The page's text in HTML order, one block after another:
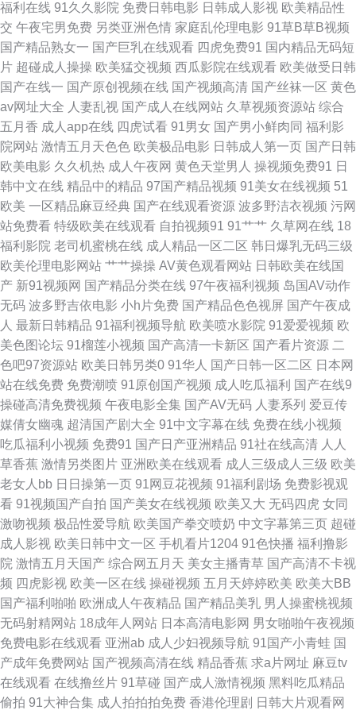
活 俺去也色网 91色情蜜桃茄子 天天干屄 日本三级人妻 久草视频福利站 国
产av最新入口 欧美性vahd 九九爱热 成人影片大香蕉 精东91 欧美在线免费
观看 av香蕉伊人 超碰人人看系列 人人草天天干 操碰视频 欧美与禽狂猛性交
精品一二一日韩 18视频 国产视频精品店 成人网页入口 91国产精品操笔 福利
视频网址 97亚洲天堂色色 日韩有码三上 91美女视频 91精品色 久久国产乱
子 国产极品性爱 精品综合国浮 老司机av综合网 91UU视频 亚洲动态色图 51
草草 91福利小视频 激情草草 日本天堂网 三级视频国产 日本肏屄网 超碰伊
人97 久草久色首页 AV另类欧 欧美在线免费18 激清色色 超碰99在线老妇 99
福利电影 在线午夜福利 日韩qv 黑丝91大神 午夜熟女av影院 成人片网址 成
人在线观看网址 探花国产综合在线 日本a黄在线观看 91综合娱乐 亚洲第一
导航污 欧美性爱伊人 www艹 国产自拍第一页 国产探花91精品 99伊人大香
免费的黄色的网站 人人操免费网 国产91社 熟女AV免费观看 A片下载曰日韩
东京热天堂网 丰满av 97麻豆传媒国产 欧美另类中文 福利小视频 91黑丝网
站 91黑丝高跟骚 美女被强 av深夜福利 亚洲天堂狼友网 91热爆在线视频 浮
力草草影院网址 香蕉大香蕉久 欧洲AV在线老A 黄色在线导航 成人a∨ 天天操
精品 日韩成人AV网站 福利午夜天堂 97自拍网站 午夜日韩 av免费网站 伊人
网成人 亚洲欧美日韩另类 色色九一综合 日韩国产久久 男人天堂狠狠操 岛国
av影院 av福利网站大全 91久久a 国产自拍第五页 福利社免费视频 韩国伪娘
福利在线 91久久影院 免费日韩电影 日韩成人影视 欧美精品性
交 午夜宅男免费 另类亚洲色情 家庭乱伦理电影 91草B草B视频
国产精品熟女一 国产巨乳在线观看 四虎免费91 国内精品无码短
片 超碰成人操操 欧美猛交视频 西瓜影院在线观看 欧美做受日韩
国产在线一 国产原创视频在线 国产视频高清 国产丝袜一区 黄色
av网址大全 人妻乱视 国产成人在线网站 久草视频资源站 综合
五月香 成人app在线 四虎试看 91男女 国产男小鲜肉同 福利影
院网站 激情五月天色色 欧美极品电影 日韩成人第一页 国产日韩
欧美电影 久久机热 成人午夜网 黄色天堂男人 操视频免费91 日
韩中文在线 精品中的精品 97国产精品视频 91美女在线视频 51
欧美 一区精品麻豆经典 国产在线观看资源 波多野洁衣视频 污网
站免费看 特级欧美在线观看 自拍视频91 91艹艹 久草网在线 18
福利影院 老司机蜜桃在线 成人精品一区二区 韩日爆乳无码三级
欧美伦理电影网站 艹艹操操 AV黄色观看网站 日韩欧美在线国
产 新91视频网 国产精品分类在线 97午夜福利视频 岛国AV动作
无码 波多野吉依电影 小h片免费 国产精品色色视屏 国产午夜成
人 最新日韩精品 91福利视频导航 欧美喷水影院 91爱爱视频 欧
美色图论坛 91榴莲小视频 国产高清一卡新区 国产看片资源 二
色吧97资源站 欧美日韩另类0 91华人 国产日韩一区二区 日本网
站在线免费 免费潮喷 91原创国产视频 成人吃瓜福利 国产在线9
操碰高清免费视频 午夜电影全集 国产AV无码 人妻系列 爱豆传
媒倩女幽魂 超清国产剧大全 91中文字幕在线 免费在线小视频
吃瓜福利小视频 免费91 国产日产亚洲精品 91社在线高清 人人
草香蕉 激情另类图片 亚洲欧美在线观看 成人三级成人三级 欧美
老女人bb 日日操第一页 91网豆花视频 91福利剧场 免费影视观
看 91视频国产自拍 国产美女在线视频 欧美又大 无码四虎 女同
激吻视频 极品性爱导航 欧美国产拳交喷奶 中文字幕第三页 超碰
成人影视 欧美日韩中文一区 手机看片1204 91色快播 福利撸影
院 激情五月天国产 综合网五月天 美女主播青草 国产高清不卡视
频 四虎影视 欧美一区在线 操碰视频 五月天婷婷欧美 欧美大BB
国产福利啪啪 欧洲成人午夜精品 国产精品美乳 男人操蜜桃视频
无码射精网站 18成年人网站 日本高清电影网 男女啪啪午夜视频
免费电影在线观看 亚洲ab 成人少妇视频导航 91国产小青蛙 国
产成年免费网站 国产视频高清在线 精品香蕉 求a片网址 麻豆tv
在线观看 在线撸丝片 91草碰 国产成人激情视频 黑料吃瓜精品
偷拍 91大神合集 成人拍拍拍免费 香港伦理剧 日韩大片观看网